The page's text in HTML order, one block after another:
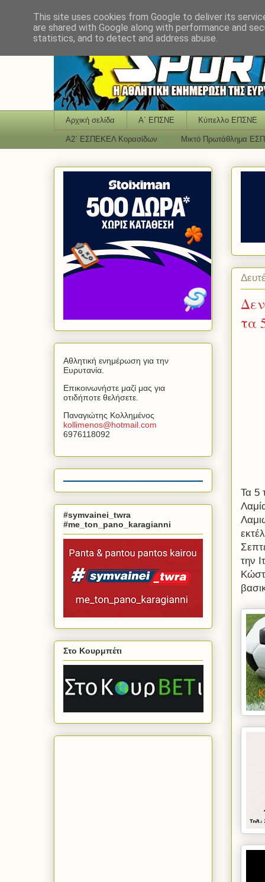
Αρχική σελίδα Α΄ ΕΠΣΝΕ Κύπελλο ΕΠΣΝΕ
Α2΄ ΕΣΠΕΚΕΛ Κορασίδων Μικτό Πρωτάθλημα
τα
Τα 5
την
Αθλητική ενημέρωση για την
Ευρυτανία.
Επικοινωνήστε μαζί μας για
οτιδήποτε θελήσετε.
Παναγιώτης Κολλημένος
kollimenos@hotmail com
6976118092
#symvainei_twra
#me_ton_pano_karagianni
Στο Κουρμπέτι
This site uses cookies from Google to deliver its
are shared with Google along with performance and
statistics, and to detect and address abuse.